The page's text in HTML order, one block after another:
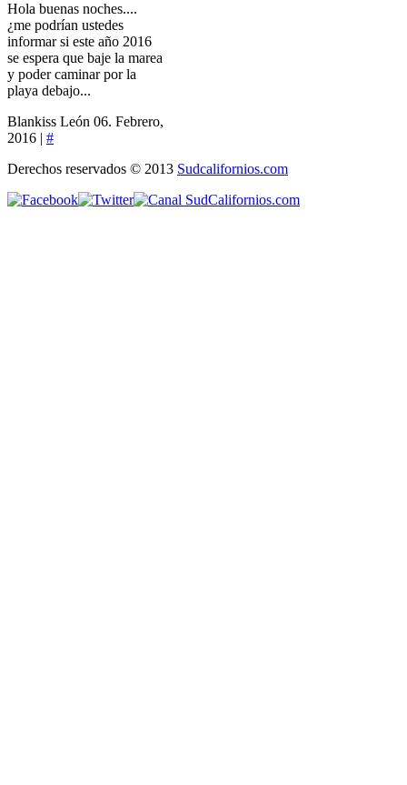
Hola buenas noches....
¿me podrían ustedes
informar si este año 2016
se espera que baje la marea
y poder caminar por la
playa debajo...
Blankiss León 06. Febrero,
2016 | #
Derechos reservados © 2013 Sudcalifornios.com